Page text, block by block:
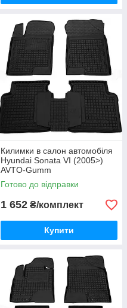
Килимки в салон автомобіля
Hyundai Sonata VI (2005>)
AVTO-Gumm
Готово до відправки
1 652 ₴/комплект
Купити